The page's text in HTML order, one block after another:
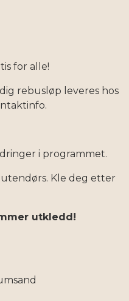
for alle!
rebusløp leveres hos
i programmet.
Kle deg etter
utkledd!